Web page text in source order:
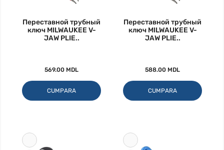
Переставной трубный
ключ MILWAUKEE V-
JAW PLIE..
569.00 MDL
CUMPARA
Переставной трубный
ключ MILWAUKEE V-
JAW PLIE..
588.00 MDL
CUMPARA